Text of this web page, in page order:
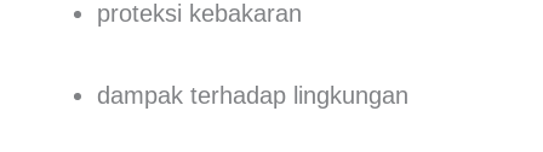
proteksi kebakaran
dampak terhadap lingkungan